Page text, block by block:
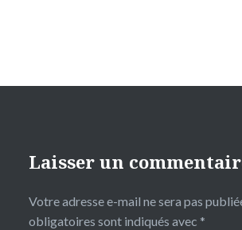
Laisser un
Votre adresse e-mail ne sera pas
obligatoires sont indiqués avec *